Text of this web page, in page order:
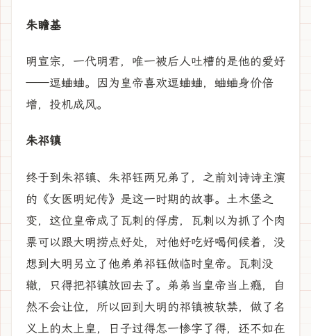
朱瞻基
明宣宗，一代明君，唯一被后人吐槽的是他的爱好
——逗蛐蛐。因为皇帝喜欢逗蛐蛐，蛐蛐身价倍
增，投机成风。
朱祁镇
终于到朱祁镇、朱祁钰两兄弟了，之前刘诗诗主演
的《女医明妃传》是这一时期的故事。土木堡之
变，这位皇帝成了瓦刺的俘虏，瓦刺以为抓了个肉
票可以跟大明捞点好处，对他好吃好喝伺候着，没
想到大明另立了他弟弟祁钰做临时皇帝。瓦刺没
辙，只得把祁镇放回去了。弟弟当皇帝当上瘾，自
然不会让位，所以回到大明的祁镇被软禁，做了名
义上的太上皇，日子过得怎一惨字了得，还不如在